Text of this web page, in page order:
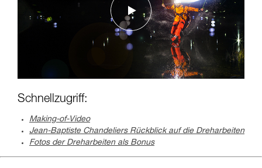
Schnellzugriff:
Making-of-Video
Jean-Baptiste Chandeliers Rückblick auf die Dreharbeiten
Fotos der Dreharbeiten als Bonus